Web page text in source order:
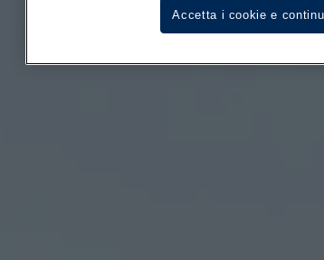
Accetta i cookie e